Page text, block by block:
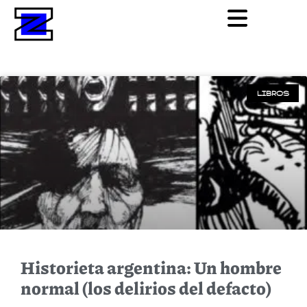
LIBROS
Historieta argentina: Un hombre
normal (los delirios del defacto)